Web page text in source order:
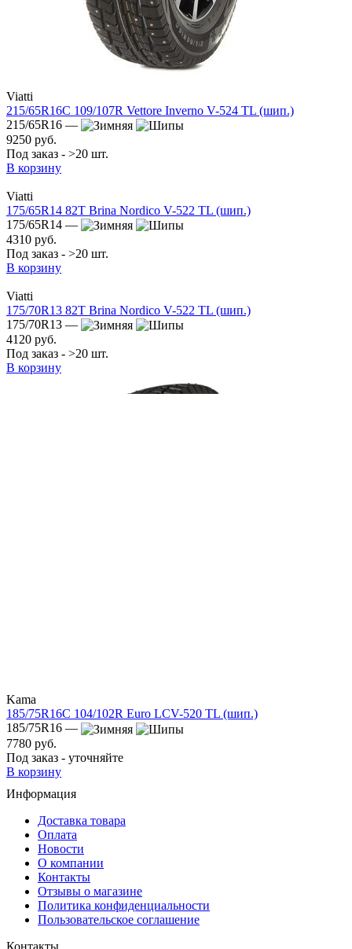
Viatti
215/65R16C 109/107R Vettore Inverno V-524 TL (шип.)
215/65R16 —
9250 руб.
Под заказ - >20 шт.
В корзину
Viatti
175/65R14 82T Brina Nordico V-522 TL (шип.)
175/65R14 —
4310 руб.
Под заказ - >20 шт.
В корзину
Viatti
175/70R13 82T Brina Nordico V-522 TL (шип.)
175/70R13 —
4120 руб.
Под заказ - >20 шт.
В корзину
Kama
185/75R16C 104/102R Euro LCV-520 TL (шип.)
185/75R16 —
7780 руб.
Под заказ - уточняйте
В корзину
Информация
Доставка товара
Оплата
Новости
О компании
Контакты
Отзывы о магазине
Политика конфиденциальности
Пользовательское соглашение
Контакты